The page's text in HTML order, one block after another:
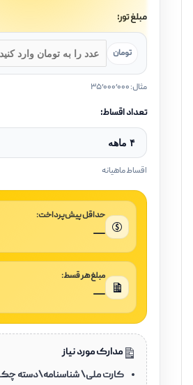
مبلغ تور:
تعداد اقساط:
اقساط ماهیانه
حداقل پیش‌پرداخت:
—
مبلغ هر قسط:
—
مدارک مورد نیاز
کارت ملی\ شناسنامه\دسته چک